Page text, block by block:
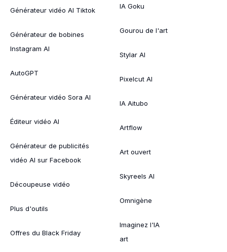
Générateur vidéo AI Tiktok
Générateur de bobines
Instagram AI
AutoGPT
Générateur vidéo Sora AI
Éditeur vidéo AI
Générateur de publicités
vidéo AI sur Facebook
Découpeuse vidéo
Plus d'outils
Offres du Black Friday
IA Goku
Gourou de l'art
Stylar AI
Pixelcut AI
IA Aitubo
Artflow
Art ouvert
Skyreels AI
Omnigène
Imaginez l'IA
art